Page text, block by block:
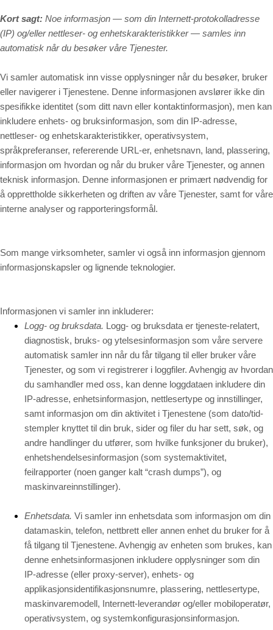
Kort sagt: Noe informasjon — som din Internett-protokolladresse
(IP) og/eller nettleser- og enhetskarakteristikker — samles inn
automatisk når du besøker våre Tjenester.
Vi samler automatisk inn visse opplysninger når du besøker, bruker
eller navigerer i Tjenestene. Denne informasjonen avslører ikke din
spesifikke identitet (som ditt navn eller kontaktinformasjon), men kan
inkludere enhets- og bruksinformasjon, som din IP-adresse,
nettleser- og enhetskarakteristikker, operativsystem,
språkpreferanser, refererende URL-er, enhetsnavn, land, plassering,
informasjon om hvordan og når du bruker våre Tjenester, og annen
teknisk informasjon. Denne informasjonen er primært nødvendig for
å opprettholde sikkerheten og driften av våre Tjenester, samt for våre
interne analyser og rapporteringsformål.
Som mange virksomheter, samler vi også inn informasjon gjennom
informasjonskapsler og lignende teknologier.
Informasjonen vi samler inn inkluderer:
Logg- og bruksdata. Logg- og bruksdata er tjeneste-relatert,
diagnostisk, bruks- og ytelsesinformasjon som våre servere
automatisk samler inn når du får tilgang til eller bruker våre
Tjenester, og som vi registrerer i loggfiler. Avhengig av hvordan
du samhandler med oss, kan denne loggdataen inkludere din
IP-adresse, enhetsinformasjon, nettlesertype og innstillinger,
samt informasjon om din aktivitet i Tjenestene (som dato/tid-
stempler knyttet til din bruk, sider og filer du har sett, søk, og
andre handlinger du utfører, som hvilke funksjoner du bruker),
enhetshendelsesinformasjon (som systemaktivitet,
feilrapporter (noen ganger kalt “crash dumps”), og
maskinvareinnstillinger).
Enhetsdata. Vi samler inn enhetsdata som informasjon om din
datamaskin, telefon, nettbrett eller annen enhet du bruker for å
få tilgang til Tjenestene. Avhengig av enheten som brukes, kan
denne enhetsinformasjonen inkludere opplysninger som din
IP-adresse (eller proxy-server), enhets- og
applikasjonsidentifikasjonsnumre, plassering, nettlesertype,
maskinvaremodell, Internett-leverandør og/eller mobiloperatør,
operativsystem, og systemkonfigurasjonsinformasjon.